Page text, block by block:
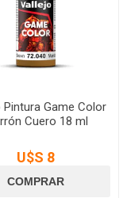
Pintura Game Color
Cuero 18 ml
U$S 8